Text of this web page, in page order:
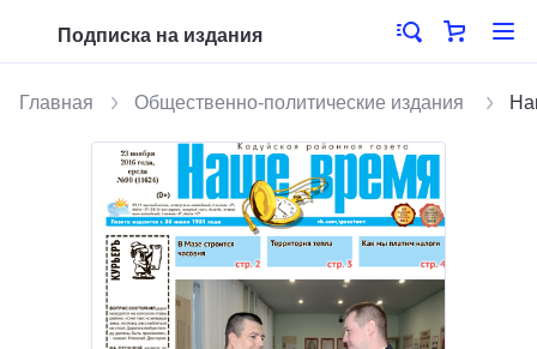
Подписка на издания
Главная Общественно-политические издания